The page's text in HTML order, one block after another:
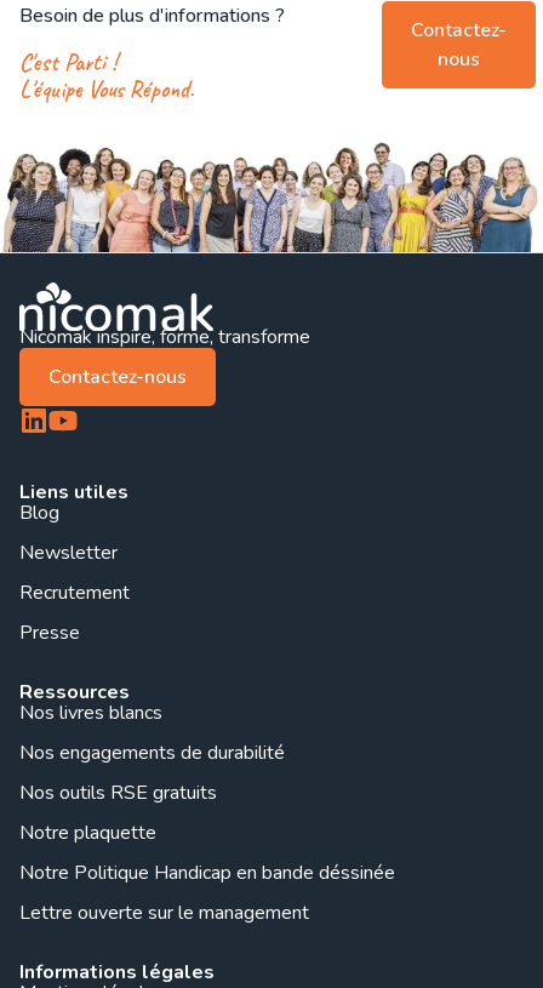
Besoin de plus d'informations ?
C'est Parti !
L'équipe Vous Répond.
Contactez-
nous
Nicomak inspire, forme, transforme
Contactez-nous
Liens utiles
Blog
Newsletter
Recrutement
Presse
Ressources
Nos livres blancs
Nos engagements de durabilité
Nos outils RSE gratuits
Notre plaquette
Notre Politique Handicap en bande déssinée
Lettre ouverte sur le management
Informations légales